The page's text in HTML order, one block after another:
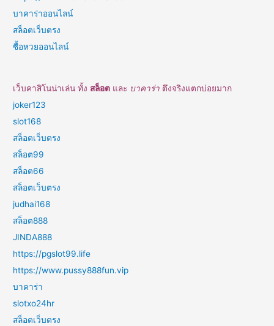
บาคาร่าออนไลน์
สล็อตเว็บตรง
ซื้อหวยออนไลน์
เว็บคาสิโนน่าเล่น ทั้ง สล็อต และ บาคาร่า ตึงจริงแตกบ่อยมาก
joker123
slot168
สล็อตเว็บตรง
สล็อต99
สล็อต66
สล็อตเว็บตรง
judhai168
สล็อต888
JINDA888
https://pgslot99.life
https://www.pussy888fun.vip
บาคาร่า
slotxo24hr
สล็อตเว็บตรง